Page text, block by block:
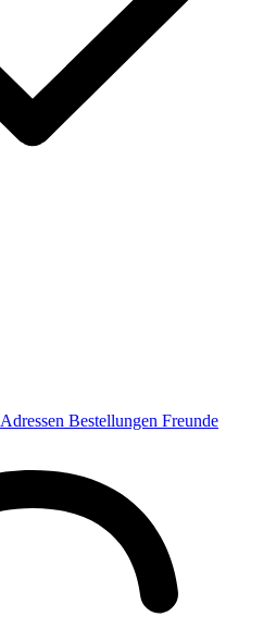
Adressen Bestellungen Freunde